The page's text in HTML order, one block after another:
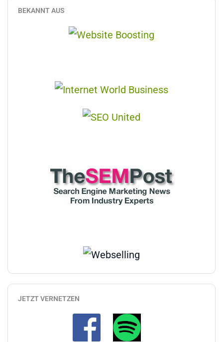
BEKANNT AUS
JETZT VERNETZEN